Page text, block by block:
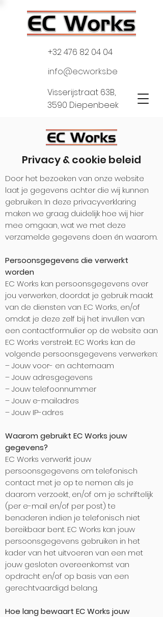
+32 476 82 04 04
info@ecworks.be
Visserijstraat 63B,
3590 Diepenbeek
Privacy & cookie beleid
Door het bezoeken van onze website
laat je gegevens achter die wij kunnen
gebruiken. In deze privacyverklaring
maken we graag duidelijk hoe wij hier
mee omgaan, wat we met deze
verzamelde gegevens doen én waarom.
Persoonsgegevens die verwerkt
worden
EC Works kan persoonsgegevens over
jou verwerken, doordat je gebruik maakt
van de diensten van EC Works, en/of
omdat je deze zelf bij het invullen van
een contactformulier op de website aan
EC Works verstrekt. EC Works kan de
volgende persoonsgegevens verwerken:
– Jouw voor- en achternaam
– Jouw adresgegevens
– Jouw telefoonnummer
– Jouw e-mailadres
– Jouw IP-adres
Waarom gebruikt EC Works jouw
gegevens?
EC Works verwerkt jouw
persoonsgegevens om telefonisch
contact met je op te nemen als je
daarom verzoekt, en/of om je schriftelijk
(per e-mail en/of per post) te
benaderen indien je telefonisch niet
bereikbaar bent. EC Works kan jouw
persoonsgegevens gebruiken in het
kader van het uitvoeren van een met
jouw gesloten overeenkomst van
opdracht en/of op basis van een
gerechtvaardigd belang.
Hoe lang bewaart EC Works jouw